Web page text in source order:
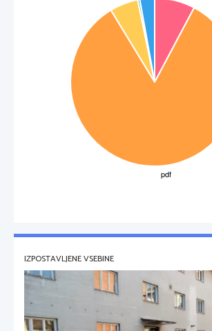
IZPOSTAVLJENE VSEBINE